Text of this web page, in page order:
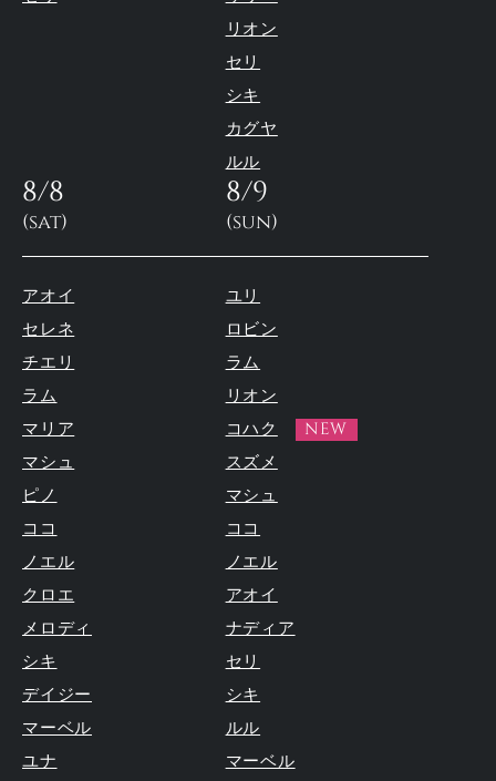
リオン
セリ
シキ
カグヤ
ルル
8/8
(sat)
アオイ
セレネ
チエリ
ラム
マリア
マシュ
ピノ
ココ
ノエル
クロエ
メロディ
シキ
デイジー
マーベル
ユナ
8/9
(sun)
ユリ
ロビン
ラム
リオン
コハク
NEW
スズメ
マシュ
ココ
ノエル
アオイ
ナディア
セリ
シキ
ルル
マーベル